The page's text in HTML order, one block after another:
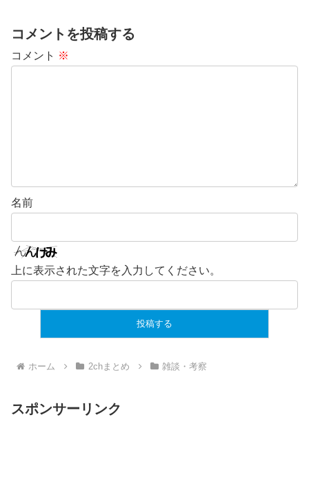
コメントを投稿する
コメント ※
名前
上に表示された文字を入力してください。
ホーム 2chまとめ 雑談・考察
スポンサーリンク